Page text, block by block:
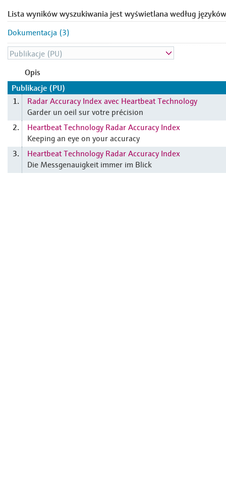
Lista wyników wyszukiwania jest wyświetlana według
Dokumentacja (3)
Opis
Publikacje (PU)
1.
Radar Accuracy Index avec Heartbeat Technology
Garder un oeil sur votre précision
2.
Heartbeat Technology Radar Accuracy Index
Keeping an eye on your accuracy
3.
Heartbeat Technology Radar Accuracy Index
Die Messgenauigkeit immer im Blick